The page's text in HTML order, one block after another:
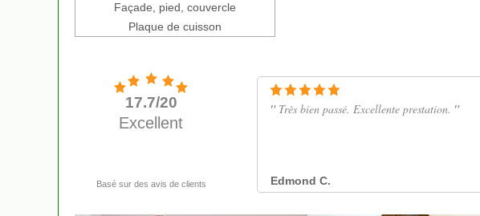
Façade, pied, couvercle
Plaque de cuisson